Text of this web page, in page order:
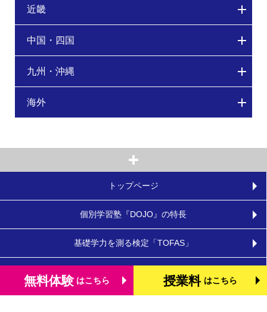
近畿
中国・四国
九州・沖縄
海外
トップページ
個別学習塾『DOJO』の特長
基礎学力を測る検定「TOFAS」
無料体験 はこちら 授業料 はこちら